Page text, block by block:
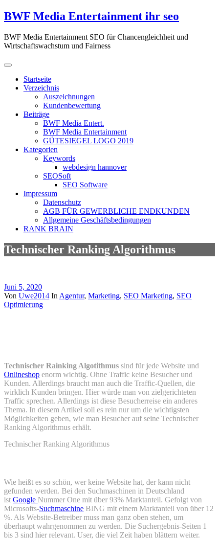
Zum
Inhalt
BWF Media Entertainment ihr seo
BWF Media Entertainment SEO für Chancengleichheit und
Wirtschaftswachstum und Fairness
Startseite
Verzeichnis
Auszeichnungen
Kundenbewertung
Beiträge
BWF Media Entert.
BWF Media Entertainment
GÜTESIEGEL LOGO 2019
Kategorien
Keywords
webdesign hannover
SEOSoft
SEO Software
Impressum
Datenschutz
AGB FÜR GEWERBLICHE ENDKUNDEN
Allgemeine Geschäftsbedingungen
RANK BRAIN
Technischer Ranking Algorithmus
Juni 5, 2020
Von Uwe2014 In Agentur, Marketing, SEO Marketing, SEO
Optimierung
Technischer Rainking Algotithmus sind für jede Website und
Onlineshop enorm wichtig. Ohne Traffic keine Besucher und
Kunden. Allerdings braucht man auch die Traffic-Quellen, die
wirklich Kunden bringen. Hier würde man von zielgerichteten
Traffic sprechen. Allerdings ist diese Besucherreise ein anderes
Thema. In diesem Artikel soll es rein nur um die wichtigsten
Möglichkeiten geben, wie man Besucher auf seine Technischer
Ranking Algorithmus erhält.
Technischer Ranking Algorithmus
Wie heißt es so schön, wer keine Website hat, der kann nicht
gefunden werden. Bei den Suchmaschinen in Deutschland
ist Google Nummer One mit über 93% Marktanteil. Gefolgt von
Microsofts-Suchmaschine BING mit einem Marktanteil von über 12
%. Als Website-Betreiber muss man ganz oben stehen, um
überhaupt wahrgenommen zu werden. Die Suchergebnis-Seiten 1
bis 3 sind hier relevant. User, die viel Zeit haben blättern weiter.